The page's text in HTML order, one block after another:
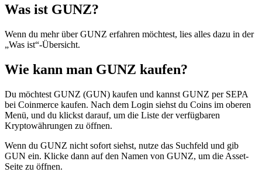
Was ist GUNZ?
Wenn du mehr über GUNZ erfahren möchtest, lies alles dazu in der
„Was ist“-Übersicht.
Wie kann man GUNZ kaufen?
Du möchtest GUNZ (GUN) kaufen und kannst GUNZ per SEPA
bei Coinmerce kaufen. Nach dem Login siehst du Coins im oberen
Menü, und du klickst darauf, um die Liste der verfügbaren
Kryptowährungen zu öffnen.
Wenn du GUNZ nicht sofort siehst, nutze das Suchfeld und gib
GUN ein. Klicke dann auf den Namen von GUNZ, um die Asset-
Seite zu öffnen.